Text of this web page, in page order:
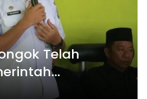
Telah
108 Aspirasi